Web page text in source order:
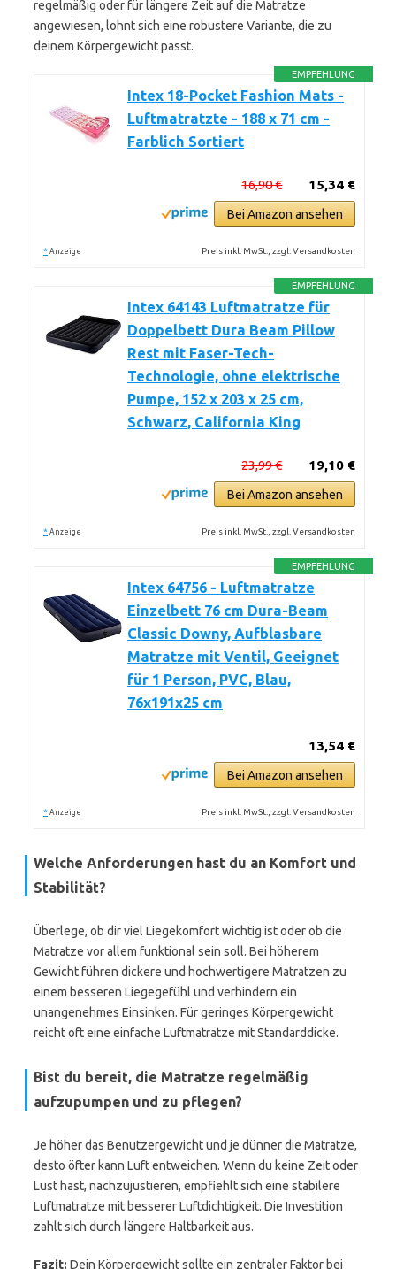
regelmäßig oder für längere Zeit auf die Matratze
angewiesen, lohnt sich eine robustere Variante, die zu
deinem Körpergewicht passt.
EMPFEHLUNG
Intex 18-Pocket Fashion Mats -
Luftmatratzte - 188 x 71 cm -
Farblich Sortiert
15,34 €
16,90 €
Bei Amazon ansehen
* Anzeige Preis inkl. MwSt., zzgl. Versandkosten
EMPFEHLUNG
Intex 64143 Luftmatratze für
Doppelbett Dura Beam Pillow
Rest mit Faser-Tech-
Technologie, ohne elektrische
Pumpe, 152 x 203 x 25 cm,
Schwarz, California King
19,10 €
23,99 €
Bei Amazon ansehen
* Anzeige Preis inkl. MwSt., zzgl. Versandkosten
EMPFEHLUNG
Intex 64756 - Luftmatratze
Einzelbett 76 cm Dura-Beam
Classic Downy, Aufblasbare
Matratze mit Ventil, Geeignet
für 1 Person, PVC, Blau,
76x191x25 cm
13,54 €
Bei Amazon ansehen
* Anzeige Preis inkl. MwSt., zzgl. Versandkosten
Welche Anforderungen hast du an Komfort und
Stabilität?
Überlege, ob dir viel Liegekomfort wichtig ist oder ob die
Matratze vor allem funktional sein soll. Bei höherem
Gewicht führen dickere und hochwertigere Matratzen zu
einem besseren Liegegefühl und verhindern ein
unangenehmes Einsinken. Für geringes Körpergewicht
reicht oft eine einfache Luftmatratze mit Standarddicke.
Bist du bereit, die Matratze regelmäßig
aufzupumpen und zu pflegen?
Je höher das Benutzergewicht und je dünner die Matratze,
desto öfter kann Luft entweichen. Wenn du keine Zeit oder
Lust hast, nachzujustieren, empfiehlt sich eine stabilere
Luftmatratze mit besserer Luftdichtigkeit. Die Investition
zahlt sich durch längere Haltbarkeit aus.
Fazit: Dein Körpergewicht sollte ein zentraler Faktor bei